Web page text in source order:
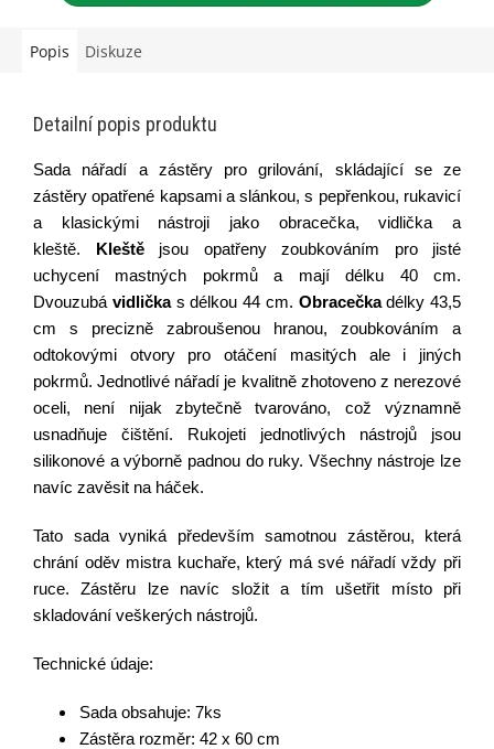
Popis Diskuze
Detailní popis produktu
Sada nářadí a zástěry pro grilování, skládající se ze
zástěry opatřené kapsami a slánkou, s pepřenkou, rukavicí
a klasickými nástroji jako obracečka, vidlička a
kleště. Kleště
jsou opatřeny zoubkováním pro jisté
uchycení mastných pokrmů a mají délku 40 cm.
Dvouzubá vidlička s délkou 44 cm. Obracečka délky 43,5
cm s precizně zabroušenou hranou, zoubkováním a
odtokovými otvory pro otáčení masitých ale i jiných
pokrmů. Jednotlivé nářadí je kvalitně zhotoveno z nerezové
oceli, není nijak zbytečně tvarováno, což významně
usnadňuje čištění. Rukojeti jednotlivých nástrojů jsou
silikonové a výborně padnou do ruky. Všechny nástroje lze
navíc zavěsit na háček.
Tato sada vyniká především samotnou zástěrou, která
chrání oděv mistra kuchaře, který má své nářadí vždy při
ruce. Zástěru lze navíc složit a tím ušetřit místo při
skladování veškerých nástrojů.
Technické údaje:
Sada obsahuje: 7ks
Zástěra rozměr: 42 x 60 cm